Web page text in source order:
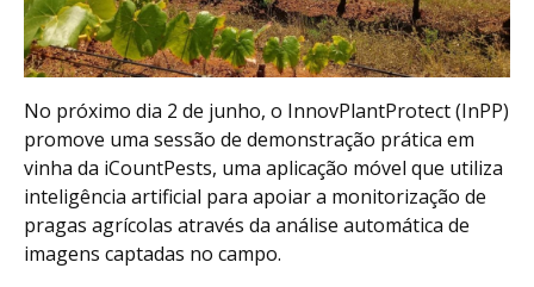
No próximo dia 2 de junho, o InnovPlantProtect (InPP)
promove uma sessão de demonstração prática em
vinha da iCountPests, uma aplicação móvel que utiliza
inteligência artificial para apoiar a monitorização de
pragas agrícolas através da análise automática de
imagens captadas no campo.